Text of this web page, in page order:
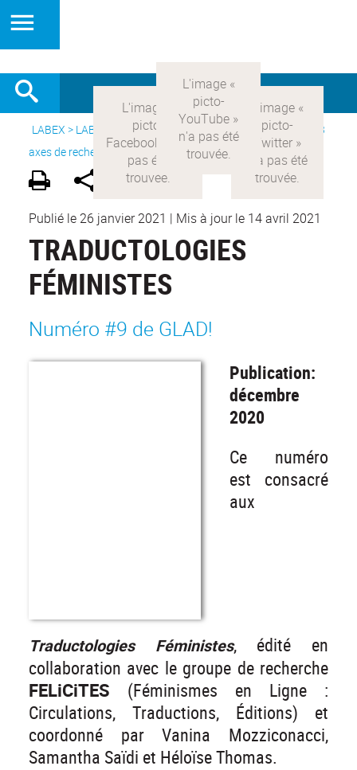
LABEX > LABEX COMOD> Version française > Recherche >
3
axes de recherche> Axe 3 : l’Etat et les citoyens
Publié le 26 janvier 2021 | Mis à jour le 14 avril 2021
TRADUCTOLOGIES
FÉMINISTES
Numéro #9 de GLAD!
Publication:
décembre
2020
Ce numéro
est consacré
aux
Traductologies Féministes, édité en
collaboration avec le groupe de recherche
FELiCiTES (Féminismes en Ligne :
Circulations, Traductions, Éditions) et
coordonné par Vanina Mozziconacci,
Samantha Saïdi et Héloïse Thomas.